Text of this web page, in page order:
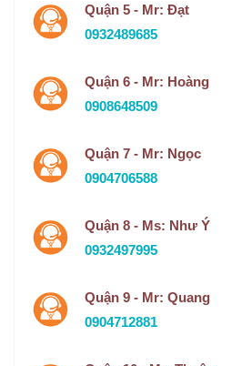
Quận 5 - Mr: Đạt
0932489685
Quận 6 - Mr: Hoàng
0908648509
Quận 7 - Mr: Ngọc
0904706588
Quận 8 - Ms: Như Ý
0932497995
Quận 9 - Mr: Quang
0904712881